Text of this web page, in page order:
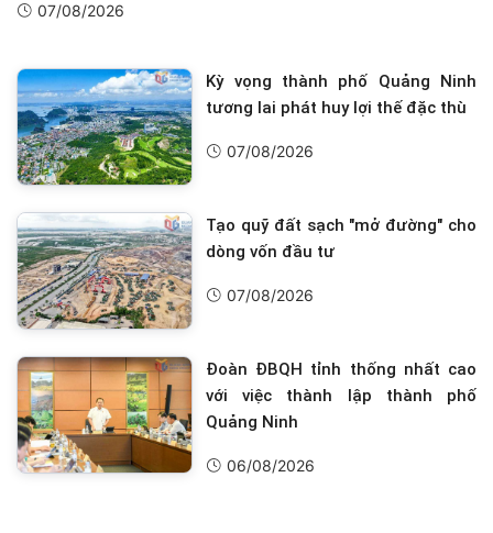
07/08/2026
Kỳ vọng thành phố Quảng Ninh
tương lai phát huy lợi thế đặc thù
07/08/2026
Tạo quỹ đất sạch "mở đường" cho
dòng vốn đầu tư
07/08/2026
Đoàn ĐBQH tỉnh thống nhất cao
với việc thành lập thành phố
Quảng Ninh
06/08/2026